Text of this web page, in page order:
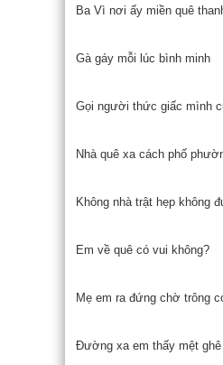
Ba Vì nơi ấy miền quê
Gà gáy mỗi lúc bình minh
Gọi người thức giấc mình
Nhà quê xa cách phố
Không nhà trật hẹp không
Em về quê có vui không?
Mẹ em ra đứng chờ trông
Đường xa em thấy mệt ghê